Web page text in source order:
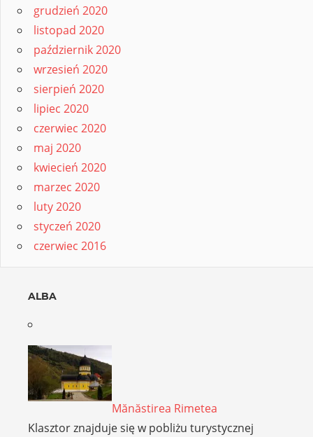
grudzień 2020
listopad 2020
październik 2020
wrzesień 2020
sierpień 2020
lipiec 2020
czerwiec 2020
maj 2020
kwiecień 2020
marzec 2020
luty 2020
styczeń 2020
czerwiec 2016
ALBA
Mănăstirea Rimetea
Klasztor znajduje się w pobliżu turystycznej